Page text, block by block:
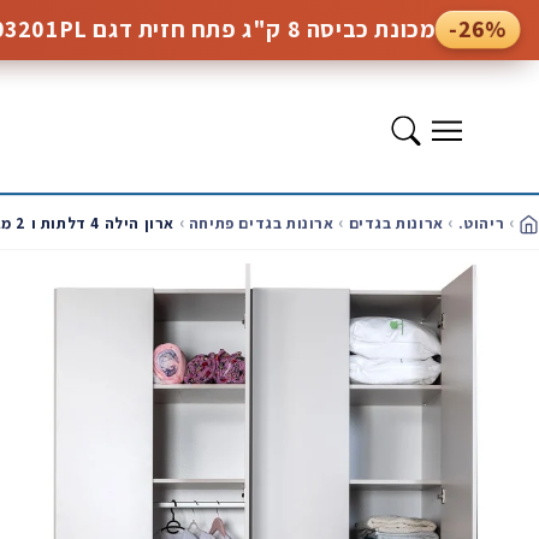
-26% מכונת כביסה 8 ק"ג פתח חזית דגם WGE03201PL של BOSCH
המשך
לתוכן
בית ריהוט. ארונות בגדים ארונות בגדים פתיחה ארון הילה 4 דלתות ו 2 מגירות לבן
למידע